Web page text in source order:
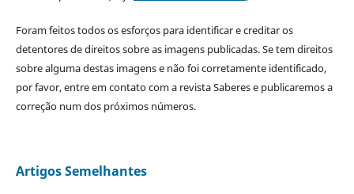
Foram feitos todos os esforços para identificar e creditar os
detentores de direitos sobre as imagens publicadas. Se tem direitos
sobre alguma destas imagens e não foi corretamente identificado,
por favor, entre em contato com a revista Saberes e publicaremos a
correção num dos próximos números.
Artigos Semelhantes